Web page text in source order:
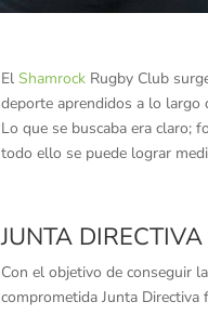
El Shamrock Rugby Club
deporte aprendidos a lo largo
Lo que se buscaba era claro;
todo ello se puede lograr
JUNTA DIRECTIVA
Con el objetivo de conseguir
comprometida Junta